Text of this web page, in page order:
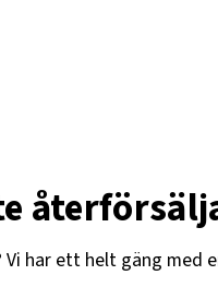
har ett helt gäng